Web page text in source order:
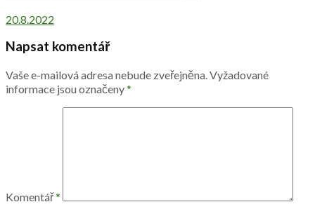
20.8.2022
Napsat komentář
Vaše e-mailová adresa nebude zveřejněna.Vyžadované
informace jsou označeny*
Komentář*